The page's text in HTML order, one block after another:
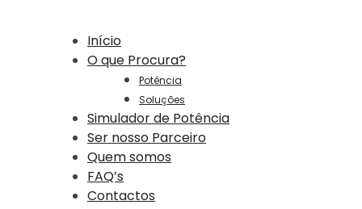
Início
O que Procura?
Potência
Soluções
Simulador de Potência
Ser nosso Parceiro
Quem somos
FAQ’s
Contactos